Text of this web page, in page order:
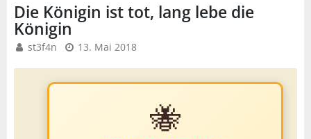
Die Königin ist tot, lang lebe die
Königin
st3f4n 13. Mai 2018
🐝